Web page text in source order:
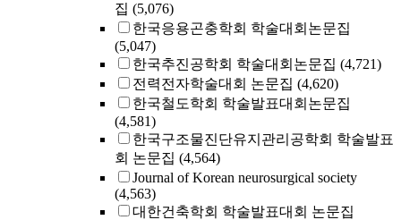
집 (5,076)
한국응용곤충학회 학술대회논문집
(5,047)
한국추진공학회 학술대회논문집 (4,721)
전력전자학술대회 논문집 (4,620)
한국철도학회 학술발표대회논문집
(4,581)
한국구조물진단유지관리공학회 학술발표
회 논문집 (4,564)
Journal of Korean neurosurgical society
(4,563)
대한건축학회 학술발표대회 논문집